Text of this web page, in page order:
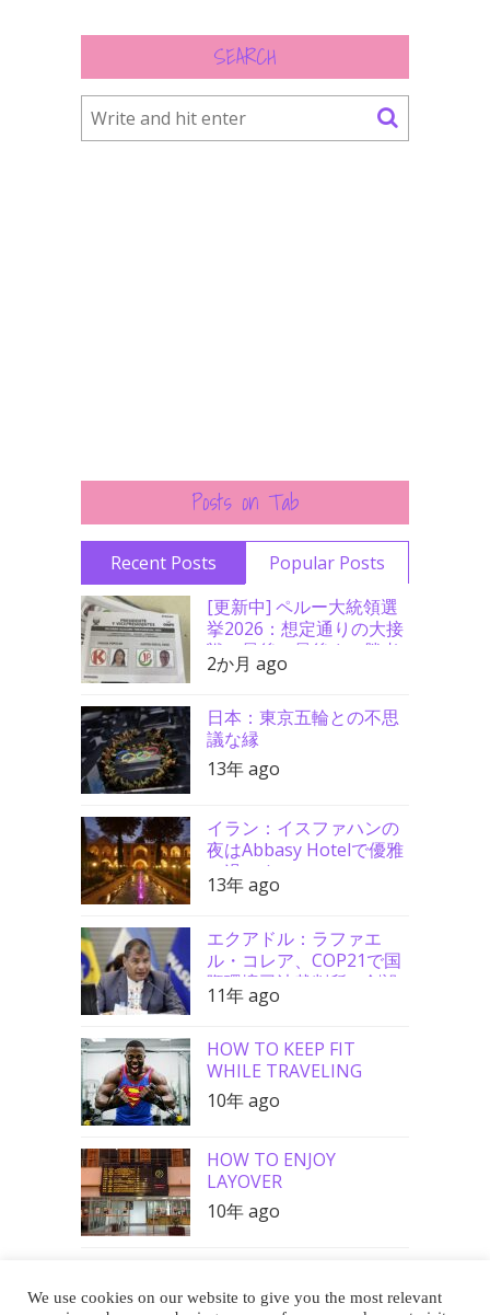
SEARCH
Posts on Tab
Recent Posts
Popular Posts
[更新中] ペルー大統領選
挙2026：想定通りの大接
戦、最後の最後まで勝者
分からず
2か月 ago
日本：東京五輪との不思
議な縁
13年 ago
イラン：イスファハンの
夜はAbbasy Hotelで優雅
に過ごす
13年 ago
エクアドル：ラファエ
ル・コレア、COP21で国
際環境司法裁判所の創設
を要請
11年 ago
HOW TO KEEP FIT
WHILE TRAVELING
10年 ago
HOW TO ENJOY
LAYOVER
10年 ago
We use cookies on our website to give you the most relevant